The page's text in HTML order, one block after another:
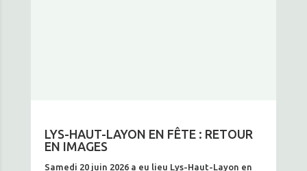
LYS-HAUT-LAYON EN FÊTE : RETOUR
EN IMAGES
Samedi 20 juin 2026 a eu lieu Lys-Haut-Layon en